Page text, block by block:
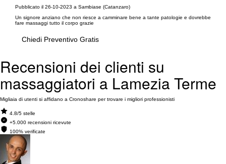
Pubblicato il 26-10-2023 a Sambiase (Catanzaro)
Un signore anziano che non riesce a camminare bene a tante patologie e dovrebbe
fare massaggi tutto il corpo grazie
Chiedi Preventivo Gratis
Recensioni dei clienti su
massaggiatori a Lamezia Terme
Migliaia di utenti si affidano a Cronoshare per trovare i migliori professionisti
4.8/5 stelle
+5.000 recensioni ricevute
100% verificate